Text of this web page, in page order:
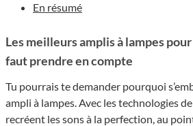
En résumé
Les meilleurs amplis à lampes
faut prendre en compte
Tu pourrais te demander pourquoi
ampli à lampes. Avec les technologies
recréent les sons à la perfection, au